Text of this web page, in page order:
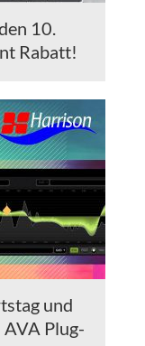
10.
Rabatt!
und
Plug-